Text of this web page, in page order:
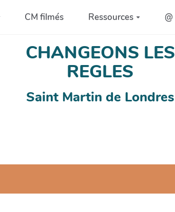
CM filmés Ressources @
CHANGEONS LES
REGLES
Saint Martin de Londres